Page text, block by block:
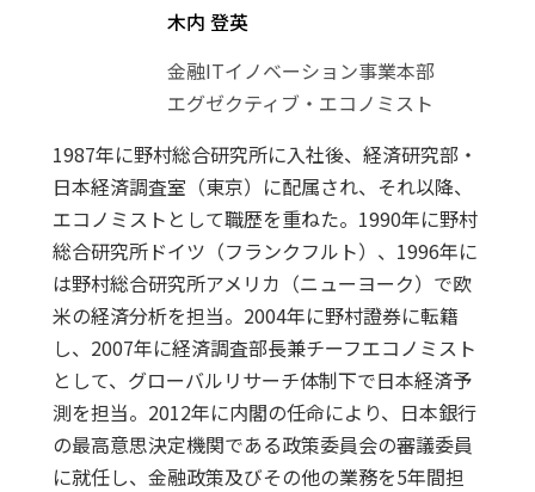
木内 登英
金融ITイノベーション事業本部
エグゼクティブ・エコノミスト
1987年に野村総合研究所に入社後、経済研究部・
日本経済調査室（東京）に配属され、それ以降、
エコノミストとして職歴を重ねた。1990年に野村
総合研究所ドイツ（フランクフルト）、1996年に
は野村総合研究所アメリカ（ニューヨーク）で欧
米の経済分析を担当。2004年に野村證券に転籍
し、2007年に経済調査部長兼チーフエコノミスト
として、グローバルリサーチ体制下で日本経済予
測を担当。2012年に内閣の任命により、日本銀行
の最高意思決定機関である政策委員会の審議委員
に就任し、金融政策及びその他の業務を5年間担